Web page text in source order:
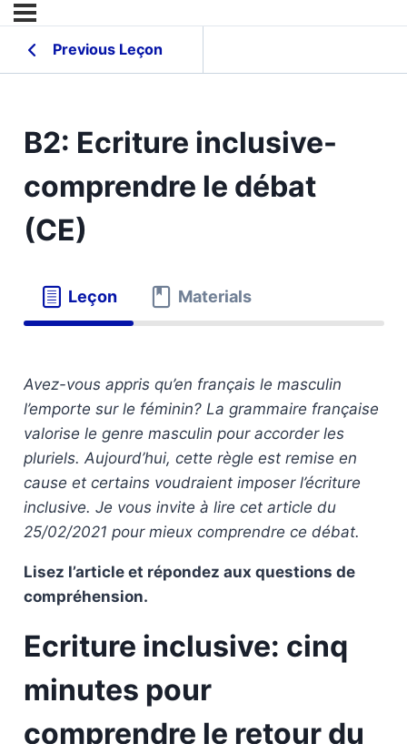
Previous Leçon
B2: Ecriture inclusive-
comprendre le débat
(CE)
Leçon Materials
Avez-vous appris qu’en français le masculin
l’emporte sur le féminin? La grammaire française
valorise le genre masculin pour accorder les
pluriels. Aujourd’hui, cette règle est remise en
cause et certains voudraient imposer l’écriture
inclusive. Je vous invite à lire cet article du
25/02/2021 pour mieux comprendre ce débat.
Lisez l’article et répondez aux questions de
compréhension.
Ecriture inclusive: cinq
minutes pour
comprendre le retour du